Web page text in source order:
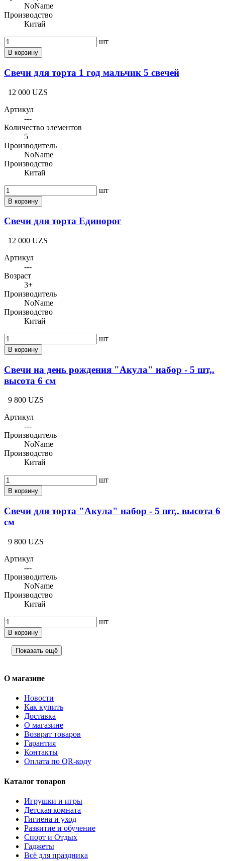
NoName
Производство
Китай
шт
В корзину
Свечи для торта 1 год мальчик 5 свечей
12 000 UZS
Артикул
---
Количество элементов
5
Производитель
NoName
Производство
Китай
шт
В корзину
Свечи для торта Единорог
12 000 UZS
Артикул
---
Возраст
3+
Производитель
NoName
Производство
Китай
шт
В корзину
Свечи на день рождения "Акула" набор - 5 шт,.
высота 6 см
9 800 UZS
Артикул
---
Производитель
NoName
Производство
Китай
шт
В корзину
Свечи для торта "Акула" набор - 5 шт,. высота 6
см
9 800 UZS
Артикул
---
Производитель
NoName
Производство
Китай
шт
В корзину
Показать ещё
О магазине
Новости
Как купить
Доставка
О магазине
Возврат товаров
Гарантия
Контакты
Оплата по QR-коду
Каталог товаров
Игрушки и игры
Детская комната
Гигиена и уход
Развитие и обучение
Спорт и Отдых
Гаджеты
Всё для праздника